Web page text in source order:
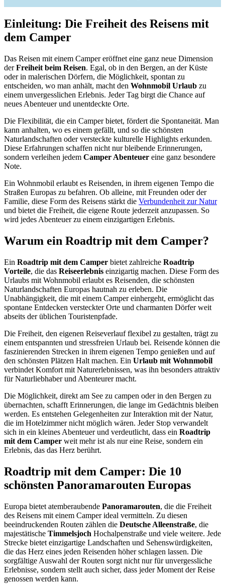
Einleitung: Die Freiheit des Reisens mit
dem Camper
Das Reisen mit einem Camper eröffnet eine ganz neue Dimension
derFreiheit beim Reisen. Egal, ob in den Bergen, an der Küste
oder in malerischen Dörfern, die Möglichkeit, spontan zu
entscheiden, wo man anhält, macht den Wohnmobil Urlaub zu
einem unvergesslichen Erlebnis. Jeder Tag birgt die Chance auf
neues Abenteuer und unentdeckte Orte.
Die Flexibilität, die ein Camper bietet, fördert die Spontaneität. Man
kann anhalten, wo es einem gefällt, und so die schönsten
Naturlandschaften oder versteckte kulturelle Highlights erkunden.
Diese Erfahrungen schaffen nicht nur bleibende Erinnerungen,
sondern verleihen jedem Camper Abenteuer eine ganz besondere
Note.
Ein Wohnmobil erlaubt es Reisenden, in ihrem eigenen Tempo die
Straßen Europas zu befahren. Ob alleine, mit Freunden oder der
Familie, diese Form des Reisens stärkt die Verbundenheit zur Natur
und bietet die Freiheit, die eigene Route jederzeit anzupassen. So
wird jedes Abenteuer zu einem einzigartigen Erlebnis.
Warum ein Roadtrip mit dem Camper?
Ein Roadtrip mit dem Camper bietet zahlreiche Roadtrip
Vorteile, die das Reiseerlebnis einzigartig machen. Diese Form des
Urlaubs mit Wohnmobil erlaubt es Reisenden, die schönsten
Naturlandschaften Europas hautnah zu erleben. Die
Unabhängigkeit, die mit einem Camper einhergeht, ermöglicht das
spontane Entdecken versteckter Orte und charmanten Dörfer weit
abseits der üblichen Touristenpfade.
Die Freiheit, den eigenen Reiseverlauf flexibel zu gestalten, trägt zu
einem entspannten und stressfreien Urlaub bei. Reisende können die
faszinierenden Strecken in ihrem eigenen Tempo genießen und auf
den schönsten Plätzen Halt machen. Ein Urlaub mit Wohnmobil
verbindet Komfort mit Naturerlebnissen, was ihn besonders attraktiv
für Naturliebhaber und Abenteurer macht.
Die Möglichkeit, direkt am See zu campen oder in den Bergen zu
übernachten, schafft Erinnerungen, die lange im Gedächtnis bleiben
werden. Es entstehen Gelegenheiten zur Interaktion mit der Natur,
die im Hotelzimmer nicht möglich wären. Jeder Stop verwandelt
sich in ein kleines Abenteuer und verdeutlicht, dass ein Roadtrip
mit dem Camper weit mehr ist als nur eine Reise, sondern ein
Erlebnis, das das Herz berührt.
Roadtrip mit dem Camper: Die 10
schönsten Panoramarouten Europas
Europa bietet atemberaubende Panoramarouten, die die Freiheit
des Reisens mit einem Camper ideal vermitteln. Zu diesen
beeindruckenden Routen zählen die Deutsche Alleenstraße, die
majestätische Timmelsjoch Hochalpenstraße und viele weitere. Jede
Strecke bietet einzigartige Landschaften und Sehenswürdigkeiten,
die das Herz eines jeden Reisenden höher schlagen lassen. Die
sorgfältige Auswahl der Routen sorgt nicht nur für unvergessliche
Erlebnisse, sondern stellt auch sicher, dass jeder Moment der Reise
genossen werden kann.